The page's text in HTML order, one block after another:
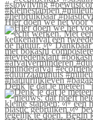
Hier doen we het voor
Denk je dat je meteen